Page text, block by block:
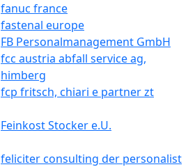
fanuc france
fastenal europe
FB Personalmanagement GmbH
fcc austria abfall service ag,
himberg
fcp fritsch, chiari e partner zt
Feinkost Stocker e.U.
feliciter consulting der personalist